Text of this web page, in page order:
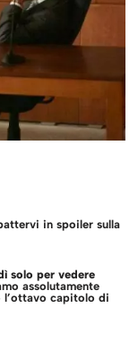
in spoiler sulla
solo per vedere
assolutamente
l’ottavo capitolo di